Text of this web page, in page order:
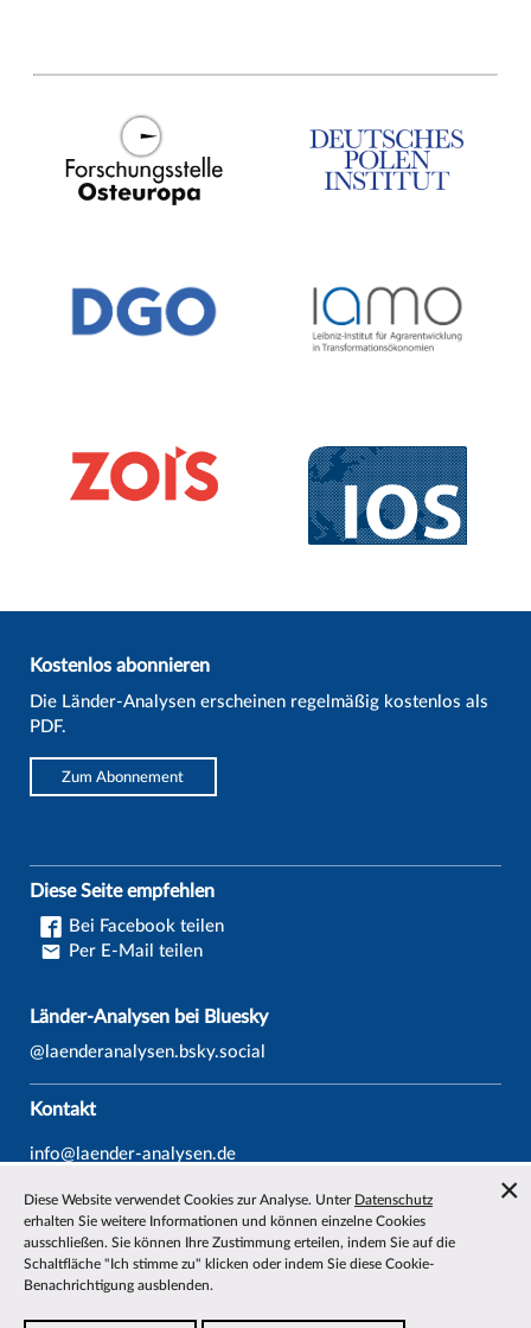
Kostenlos abonnieren
Die Länder-Analysen erscheinen regelmäßig kostenlos als
PDF.
Zum Abonnement
Diese Seite empfehlen
Bei Facebook teilen
Per E-Mail teilen
Länder-Analysen bei Bluesky
@laenderanalysen.bsky.social
Kontakt
info@laender-analysen.de
Fax: 0421/218-69607
Redaktionen
Wissenschaftliche Beiräte
Über die Länder-Analysen
Diese Website verwendet Cookies zur Analyse. Unter Datenschutz
erhalten Sie weitere Informationen und können einzelne Cookies
ausschließen. Sie können Ihre Zustimmung erteilen, indem Sie auf die
Schaltfläche "Ich stimme zu" klicken oder indem Sie diese Cookie-
Benachrichtigung ausblenden.